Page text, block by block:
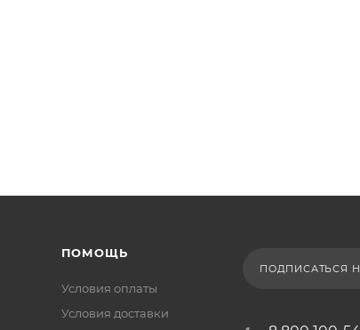
ПОМОЩЬ
Условия оплаты
Условия доставки
ПОДПИСАТЬСЯ